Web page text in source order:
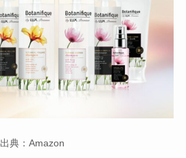
出典：Amazon